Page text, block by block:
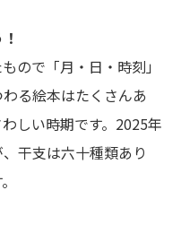
ので「月・日・時刻」
る絵本はたくさんあ
しい時期です。2025年
干支は六十種類あり